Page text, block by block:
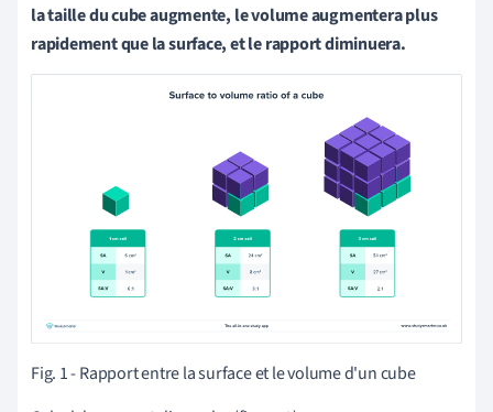
la taille du cube augmente, le volume augmentera plus
rapidement que la surface, et le rapport diminuera.
Fig. 1 -Rapport entre la surface et le volume d'un cube